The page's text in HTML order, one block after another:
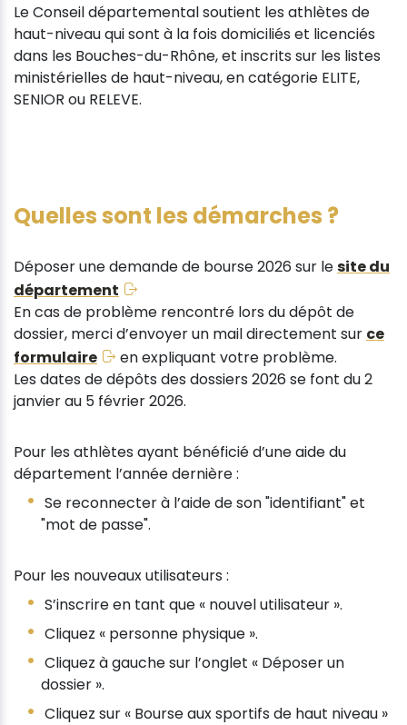
Le Conseil départemental soutient les athlètes de
haut-niveau qui sont à la fois domiciliés et licenciés
dans les Bouches-du-Rhône, et inscrits sur les listes
ministérielles de haut-niveau, en catégorie ELITE,
SENIOR ou RELEVE.
Quelles sont les démarches ?
Déposer une demande de bourse 2026 sur lesite du
département
En cas de problème rencontré lors du dépôt de
dossier, merci d’envoyer un mail directement sur ce
formulaire
en expliquant votre problème.
Les dates de dépôts des dossiers 2026 se font du 2
janvier au 5 février 2026.
Pour les athlètes ayant bénéficié d’une aide du
département l’année dernière :
Se reconnecter à l’aide de son "identifiant" et
"mot de passe".
Pour les nouveaux utilisateurs :
S’inscrire en tant que « nouvel utilisateur ».
Cliquez « personne physique ».
Cliquez à gauche sur l’onglet « Déposer un
dossier ».
Cliquez sur « Bourse aux sportifs de haut niveau »